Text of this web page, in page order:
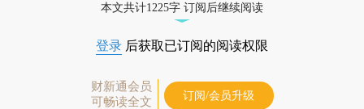
本文共计1225字 订阅后继续阅读
登录 后获取已订阅的阅读权限
财新通会员
可畅读全文
订阅/会员升级